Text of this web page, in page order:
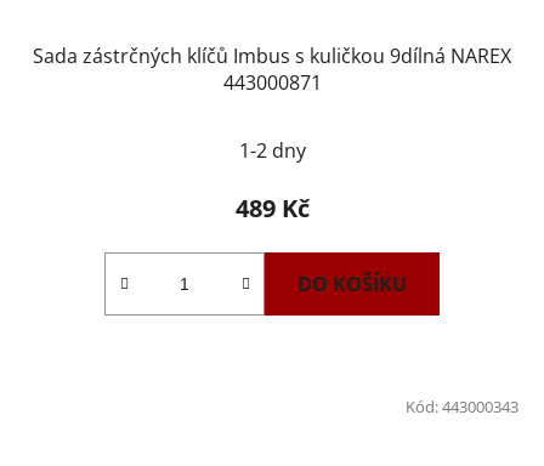
Sada zástrčných klíčů Imbus s kuličkou 9dílná NAREX
443000871
1-2 dny
489 Kč
DO KOŠÍKU
Kód:443000343